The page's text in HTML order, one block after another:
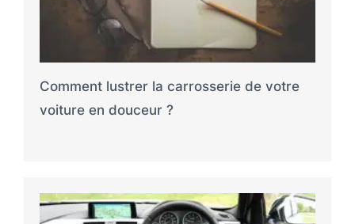
Comment lustrer la carrosserie de votre
voiture en douceur ?